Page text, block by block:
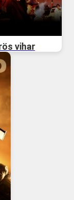
vihar